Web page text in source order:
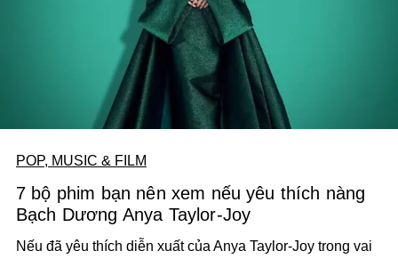
POP, MUSIC & FILM
7 bộ phim bạn nên xem nếu yêu thích nàng
Bạch Dương Anya Taylor-Joy
Nếu đã yêu thích diễn xuất của Anya Taylor-Joy trong vai